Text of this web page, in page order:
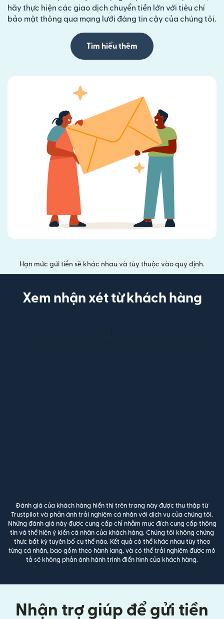
hãy thực hiện các giao dịch chuyển tiền lớn với tiêu chí
bảo mật thông qua mạng lưới đáng tin cậy của chúng tôi.
Tìm hiểu thêm
Hạn mức gửi tiền sẽ khác nhau và tùy thuộc vào quy định.
Xem nhận xét từ khách hàng
Đánh giá của khách hàng hiển thị trên trang này được thu thập từ
Trustpilot và phản ánh trải nghiệm cá nhân với dịch vụ của chúng tôi.
Những đánh giá này được cung cấp chỉ nhằm mục đích cung cấp thông
tin và thể hiện ý kiến cá nhân của khách hàng. Chúng tôi không chứng
thực bất kỳ tuyên bố cụ thể nào. Kết quả có thể khác nhau tùy theo
từng cá nhân, bao gồm theo hành lang, và có thể trải nghiệm được mô
tả sẽ không phản ánh hành trình điển hình của khách hàng.
Nhận trợ giúp để gửi tiền